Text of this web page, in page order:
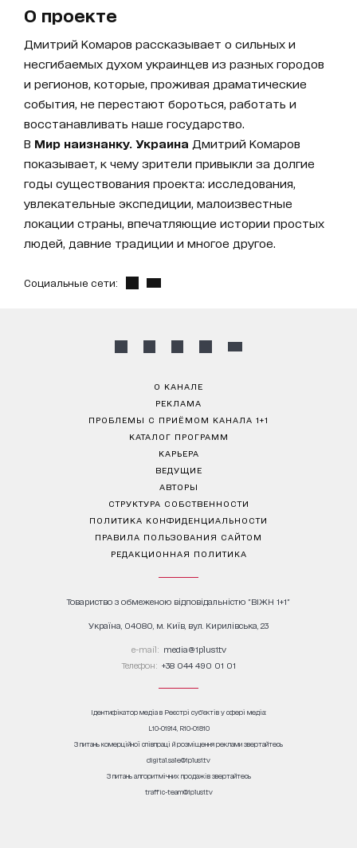
О проекте
Дмитрий Комаров рассказывает о сильных и
несгибаемых духом украинцев из разных городов
и регионов, которые, проживая драматические
события, не перестают бороться, работать и
восстанавливать наше государство.
В Мир наизнанку. Украина Дмитрий Комаров
показывает, к чему зрители привыкли за долгие
годы существования проекта: исследования,
увлекательные экспедиции, малоизвестные
локации страны, впечатляющие истории простых
людей, давние традиции и многое другое.
Социальные сети:
О КАНАЛЕ
РЕКЛАМА
ПРОБЛЕМЫ С ПРИЁМОМ КАНАЛА 1+1
КАТАЛОГ ПРОГРАММ
КАРЬЕРА
ВЕДУЩИЕ
АВТОРЫ
СТРУКТУРА СОБСТВЕННОСТИ
ПОЛИТИКА КОНФИДЕНЦИАЛЬНОСТИ
ПРАВИЛА ПОЛЬЗОВАНИЯ САЙТОМ
РЕДАКЦИОННАЯ ПОЛИТИКА
Товариство з обмеженою відповідальністю "ВІЖН 1+1"
Україна, 04080, м. Київ, вул. Кирилівська, 23
е-mail: media@1plus1.tv
Телефон: +38 044 490 01 01
Ідентифікатор медіа в Реєстрі суб’єктів у сфері медіа:
L10-01914, R10-01810
З питань комерційної співпраці й розміщення реклами звертайтесь
digital.sale@1plus1.tv
З питань алгоритмічних продажів звертайтесь
traffic-team@1plus1.tv